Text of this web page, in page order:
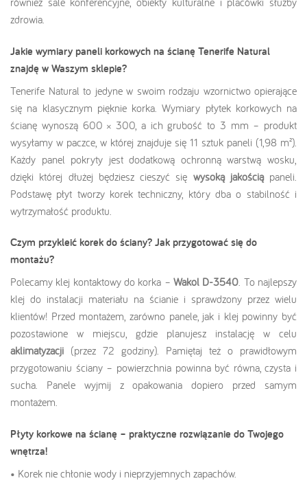
zdrowia.
Jakie wymiary paneli korkowych na ścianę Tenerife Natural
znajdę w Waszym sklepie?
Tenerife Natural to jedyne w swoim rodzaju wzornictwo opierające
się na klasycznym pięknie korka. Wymiary płytek korkowych na
ścianę wynoszą 600 × 300, a ich grubość to 3 mm – produkt
wysyłamy w paczce, w której znajduje się 11 sztuk paneli (1,98 m²).
Każdy panel pokryty jest dodatkową ochronną warstwą wosku,
dzięki której dłużej będziesz cieszyć się wysoką jakościąpaneli.
Podstawę płyt tworzy korek techniczny, który dba o stabilność i
wytrzymałość produktu.
Czym przykleić korek do ściany? Jak przygotować się do
montażu?
Polecamy klej kontaktowy do korka – Wakol D-3540. To najlepszy
klej do instalacji materiału na ścianie i sprawdzony przez wielu
klientów! Przed montażem, zarówno panele, jak i klej powinny być
pozostawione w miejscu, gdzie planujesz instalację w celu
aklimatyzacji (przez 72 godziny). Pamiętaj też o prawidłowym
przygotowaniu ściany – powierzchnia powinna być równa, czysta i
sucha. Panele wyjmij z opakowania dopiero przed samym
montażem.
Płyty korkowe na ścianę – praktyczne rozwiązanie do Twojego
wnętrza!
• Korek nie chłonie wody i nieprzyjemnych zapachów.